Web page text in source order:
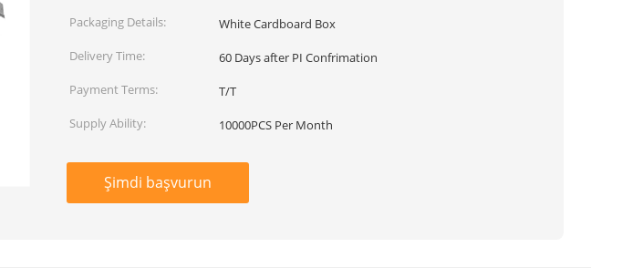
Packaging Details:
White Cardboard Box
Delivery Time:
60 Days after PI Confrimation
Payment Terms:
T/T
Supply Ability:
10000PCS Per Month
Şimdi başvurun